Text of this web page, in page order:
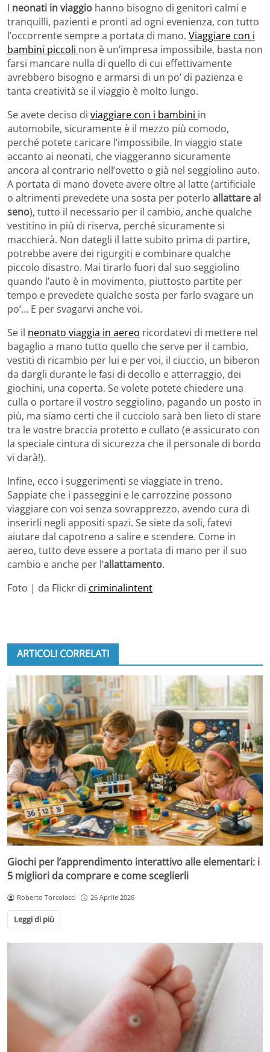
I neonati in viaggio hanno bisogno di genitori calmi e
tranquilli, pazienti e pronti ad ogni evenienza, con tutto
l’occorrente sempre a portata di mano. Viaggiare con i
bambini piccoli non è un’impresa impossibile, basta non
farsi mancare nulla di quello di cui effettivamente
avrebbero bisogno e armarsi di un po’ di pazienza e
tanta creatività se il viaggio è molto lungo.
Se avete deciso di viaggiare con i bambini in
automobile, sicuramente è il mezzo più comodo,
perché potete caricare l’impossibile. In viaggio state
accanto ai neonati, che viaggeranno sicuramente
ancora al contrario nell’ovetto o già nel seggiolino auto.
A portata di mano dovete avere oltre al latte (artificiale
o altrimenti prevedete una sosta per poterlo allattare al
seno), tutto il necessario per il cambio, anche qualche
vestitino in più di riserva, perché sicuramente si
macchierà. Non dategli il latte subito prima di partire,
potrebbe avere dei rigurgiti e combinare qualche
piccolo disastro. Mai tirarlo fuori dal suo seggiolino
quando l’auto è in movimento, piuttosto partite per
tempo e prevedete qualche sosta per farlo svagare un
po’… E per svagarvi anche voi.
Se il neonato viaggia in aereo ricordatevi di mettere nel
bagaglio a mano tutto quello che serve per il cambio,
vestiti di ricambio per lui e per voi, il ciuccio, un biberon
da dargli durante le fasi di decollo e atterraggio, dei
giochini, una coperta. Se volete potete chiedere una
culla o portare il vostro seggiolino, pagando un posto in
più, ma siamo certi che il cucciolo sarà ben lieto di stare
tra le vostre braccia protetto e cullato (e assicurato con
la speciale cintura di sicurezza che il personale di bordo
vi darà!).
Infine, ecco i suggerimenti se viaggiate in treno.
Sappiate che i passeggini e le carrozzine possono
viaggiare con voi senza sovrapprezzo, avendo cura di
inserirli negli appositi spazi. Se siete da soli, fatevi
aiutare dal capotreno a salire e scendere. Come in
aereo, tutto deve essere a portata di mano per il suo
cambio e anche per l’allattamento.
Foto | da Flickr di criminalintent
ARTICOLI CORRELATI
Giochi per l’apprendimento interattivo alle elementari: i
5 migliori da comprare e come sceglierli
Roberto Torcolacci 26 Aprile 2026
Leggi di più